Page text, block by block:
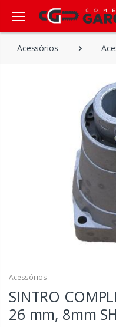
Acessórios
Acessórios
SINTRO
26 mm, 8mm